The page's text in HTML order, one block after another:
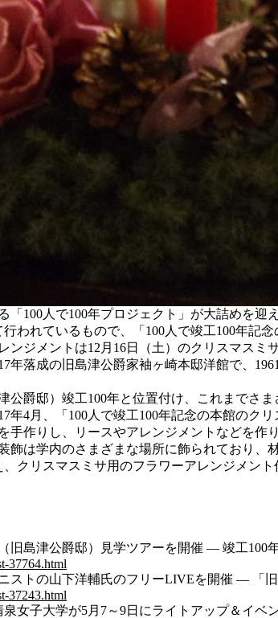
「100人で100年プロジェクト」が大詰めを
われているもので、「100人で竣工100年
ジメントは12月16日（土）のクリスマスミ
年落成の旧島津公爵家袖ヶ崎本邸洋館で、
爵邸）竣工100年と位置付け、これまでさま
年4月、「100人で竣工100年記念の本館のク
手作りし、リースやアレンジメントなどを作
は学内のさまざまな場所に飾られており、
クリスマスミサ用のフラワーアレンジメン
旧島津公爵邸）見学ツアーを開催 — 竣工100
37764.html
ストの山下洋輔氏のフリーLIVEを開催 — 「
37243.html
女子大学が5月7～9日にライトアップ＆イ